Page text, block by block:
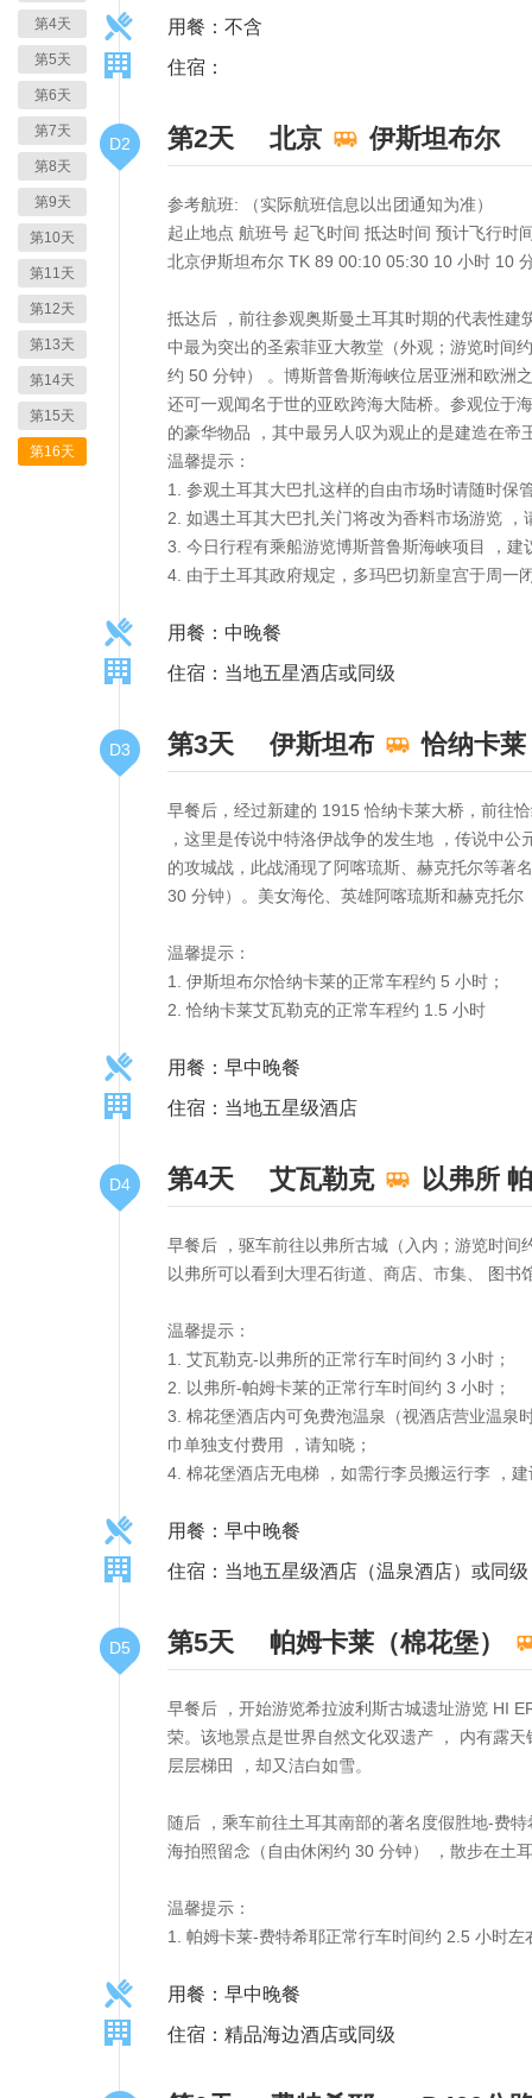
第4天
第5天
第6天
第7天
第8天
第9天
第10天
第11天
第12天
第13天
第14天
第15天
第16天
用餐：不含
住宿：
D2 第2天 北京 伊斯坦布尔
参考航班: （实际航班信息以出团通知为准）
起止地点 航班号 起飞时间 抵达时间 预计飞行时
北京伊斯坦布尔 TK 89 00:10 05:30 10 小时 10
抵达后 ，前往参观奥斯曼土耳其时期的代表性
中最为突出的圣索菲亚大教堂（外观；游览时间
约 50 分钟） 。博斯普鲁斯海峡位居亚洲和欧洲
还可一观闻名于世的亚欧跨海大陆桥。参观位于
的豪华物品 ，其中最另人叹为观止的是建造在
温馨提示：
1. 参观土耳其大巴扎这样的自由市场时请随时保
2. 如遇土耳其大巴扎关门将改为香料市场游览 ，
3. 今日行程有乘船游览博斯普鲁斯海峡项目 ，
4. 由于土耳其政府规定，多玛巴切新皇宫于周一
用餐：中晚餐
住宿：当地五星酒店或同级
D3 第3天 伊斯坦布 恰纳卡莱
早餐后，经过新建的 1915 恰纳卡莱大桥，前往
，这里是传说中特洛伊战争的发生地 ，传说中
的攻城战，此战涌现了阿喀琉斯、赫克托尔等著
30 分钟）。美女海伦、英雄阿喀琉斯和赫克托
温馨提示：
1. 伊斯坦布尔恰纳卡莱的正常车程约 5 小时；
2. 恰纳卡莱艾瓦勒克的正常车程约 1.5 小时
用餐：早中晚餐
住宿：当地五星级酒店
D4 第4天 艾瓦勒克 以弗所
早餐后 ，驱车前往以弗所古城（入内；游览时
以弗所可以看到大理石街道、商店、市集、 图书
温馨提示：
1. 艾瓦勒克-以弗所的正常行车时间约 3 小时；
2. 以弗所-帕姆卡莱的正常行车时间约 3 小时；
3. 棉花堡酒店内可免费泡温泉（视酒店营业温泉
巾单独支付费用 ，请知晓；
4. 棉花堡酒店无电梯 ，如需行李员搬运行李 ，
用餐：早中晚餐
住宿：当地五星级酒店（温泉酒店）或同级
D5 第5天 帕姆卡莱（棉花堡）
早餐后 ，开始游览希拉波利斯古城遗址游览 HI
荣。该地景点是世界自然文化双遗产 ， 内有露
层层梯田 ，却又洁白如雪。
随后 ，乘车前往土耳其南部的著名度假胜地-费
海拍照留念（自由休闲约 30 分钟） ，散步在土
温馨提示：
1. 帕姆卡莱-费特希耶正常行车时间约 2.5 小时左
用餐：早中晚餐
住宿：精品海边酒店或同级